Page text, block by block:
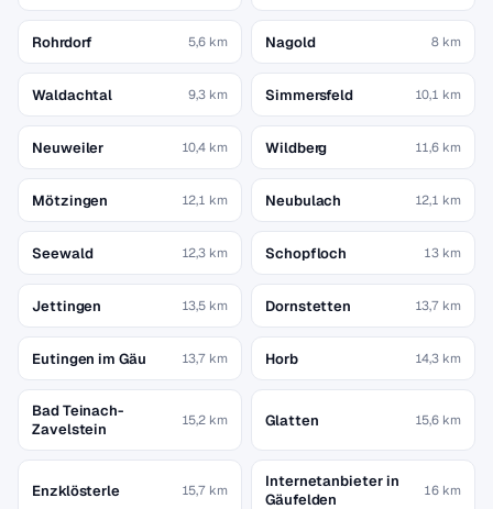
Rohrdorf 5,6 km Nagold 8 km
Waldachtal 9,3 km Simmersfeld 10,1 km
Neuweiler 10,4 km Wildberg 11,6 km
Mötzingen 12,1 km Neubulach 12,1 km
Seewald 12,3 km Schopfloch 13 km
Jettingen 13,5 km Dornstetten 13,7 km
Eutingen im Gäu 13,7 km Horb 14,3 km
Bad Teinach-
Zavelstein
15,2 km Glatten 15,6 km
Enzklösterle 15,7 km
Internetanbieter in
Gäufelden
16 km